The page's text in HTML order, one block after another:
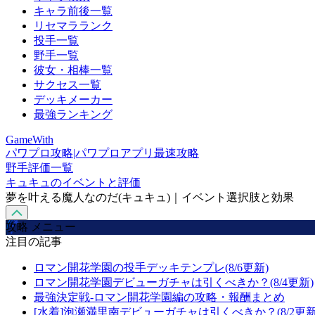
キャラ前後一覧
リセマラランク
投手一覧
野手一覧
彼女・相棒一覧
サクセス一覧
デッキメーカー
最強ランキング
GameWith
パワプロ攻略|パワプロアプリ最速攻略
野手評価一覧
キュキュのイベントと評価
夢を叶える魔人なのだ(キュキュ)｜イベント選択肢と効果
攻略 メニュー
注目の記事
ロマン開花学園の投手デッキテンプレ(8/6更新)
ロマン開花学園デビューガチャは引くべきか？(8/4更新)
最強決定戦-ロマン開花学園編の攻略・報酬まとめ
[水着]泡瀬満里南デビューガチャは引くべきか？(8/2更